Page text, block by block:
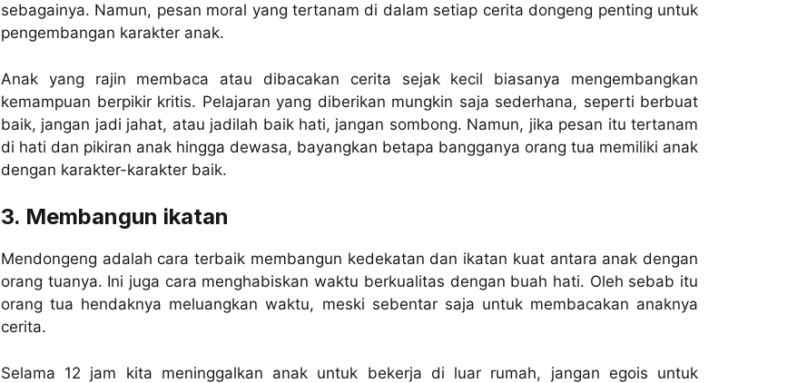
sebagainya. Namun, pesan moral yang tertanam di dalam setiap cerita dongeng penting untuk
pengembangan karakter anak.
Anak yang rajin membaca atau dibacakan cerita sejak kecil biasanya mengembangkan
kemampuan berpikir kritis. Pelajaran yang diberikan mungkin saja sederhana, seperti berbuat
baik, jangan jadi jahat, atau jadilah baik hati, jangan sombong. Namun, jika pesan itu tertanam
di hati dan pikiran anak hingga dewasa, bayangkan betapa bangganya orang tua memiliki anak
dengan karakter-karakter baik.
3. Membangun ikatan
Mendongeng adalah cara terbaik membangun kedekatan dan ikatan kuat antara anak dengan
orang tuanya. Ini juga cara menghabiskan waktu berkualitas dengan buah hati. Oleh sebab itu
orang tua hendaknya meluangkan waktu, meski sebentar saja untuk membacakan anaknya
cerita.
Selama 12 jam kita meninggalkan anak untuk bekerja di luar rumah, jangan egois untuk